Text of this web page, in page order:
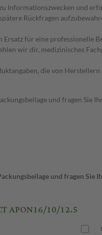
Informationszwecken und
Rückfragen
Ersatz für eine professionelle
wir dir, medizinisches
die von
und fragen Sie
und fragen
APON16/10/12.5